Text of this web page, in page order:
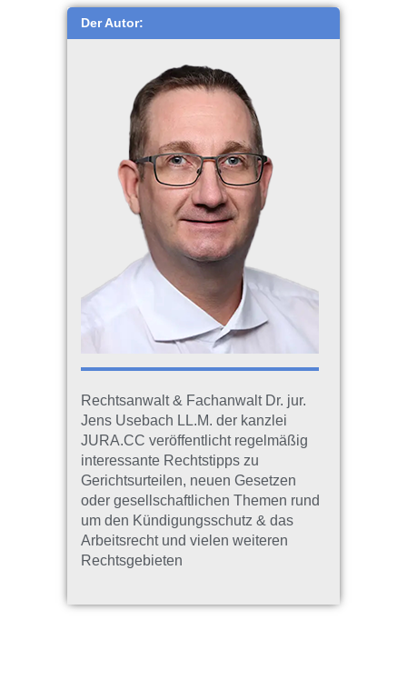
Der Autor:
Rechtsanwalt & Fachanwalt Dr. jur.
Jens Usebach LL.M. der kanzlei
JURA.CC veröffentlicht regelmäßig
interessante Rechtstipps zu
Gerichtsurteilen, neuen Gesetzen
oder gesellschaftlichen Themen rund
um den Kündigungsschutz & das
Arbeitsrecht und vielen weiteren
Rechtsgebieten